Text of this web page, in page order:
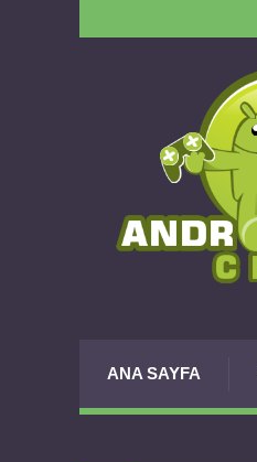
ANA SAYFA